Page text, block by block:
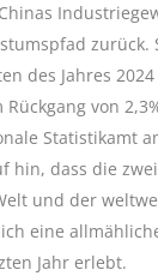
zurück.
des Jahres 2024
von
Statistikamt
hin, dass die
und der
eine
Jahr erlebt.